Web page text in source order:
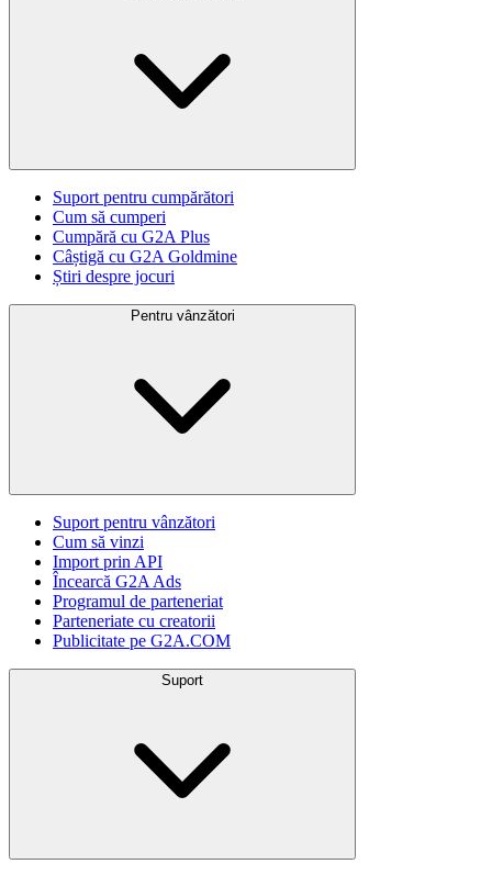
Suport pentru cumpărători
Cum să cumperi
Cumpără cu G2A Plus
Câștigă cu G2A Goldmine
Știri despre jocuri
Pentru vânzători
Suport pentru vânzători
Cum să vinzi
Import prin API
Încearcă G2A Ads
Programul de parteneriat
Parteneriate cu creatorii
Publicitate pe G2A.COM
Suport